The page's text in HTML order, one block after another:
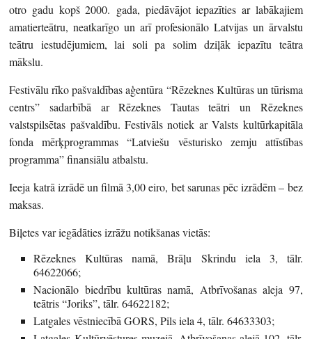
otro gadu kopš 2000. gada, piedāvājot iepazīties ar labākajiem
amatierteātru, neatkarīgo un arī profesionālo Latvijas un ārvalstu
teātru iestudējumiem, lai soli pa solim dziļāk iepazītu teātra
mākslu.
Festivālu rīko pašvaldības aģentūra “Rēzeknes Kultūras un tūrisma
centrs” sadarbībā ar Rēzeknes Tautas teātri un Rēzeknes
valstspilsētas pašvaldību. Festivāls notiek ar Valsts kultūrkapitāla
fonda mērķprogrammas “Latviešu vēsturisko zemju attīstības
programma” finansiālu atbalstu.
Ieeja katrā izrādē un filmā 3,00 eiro, bet sarunas pēc izrādēm – bez
maksas.
Biļetes var iegādāties izrāžu notikšanas vietās:
Rēzeknes Kultūras namā, Brāļu Skrindu iela 3, tālr.
64622066;
Nacionālo biedrību kultūras namā, Atbrīvošanas aleja 97,
teātris “Joriks”, tālr. 64622182;
Latgales vēstniecībā GORS, Pils iela 4, tālr. 64633303;